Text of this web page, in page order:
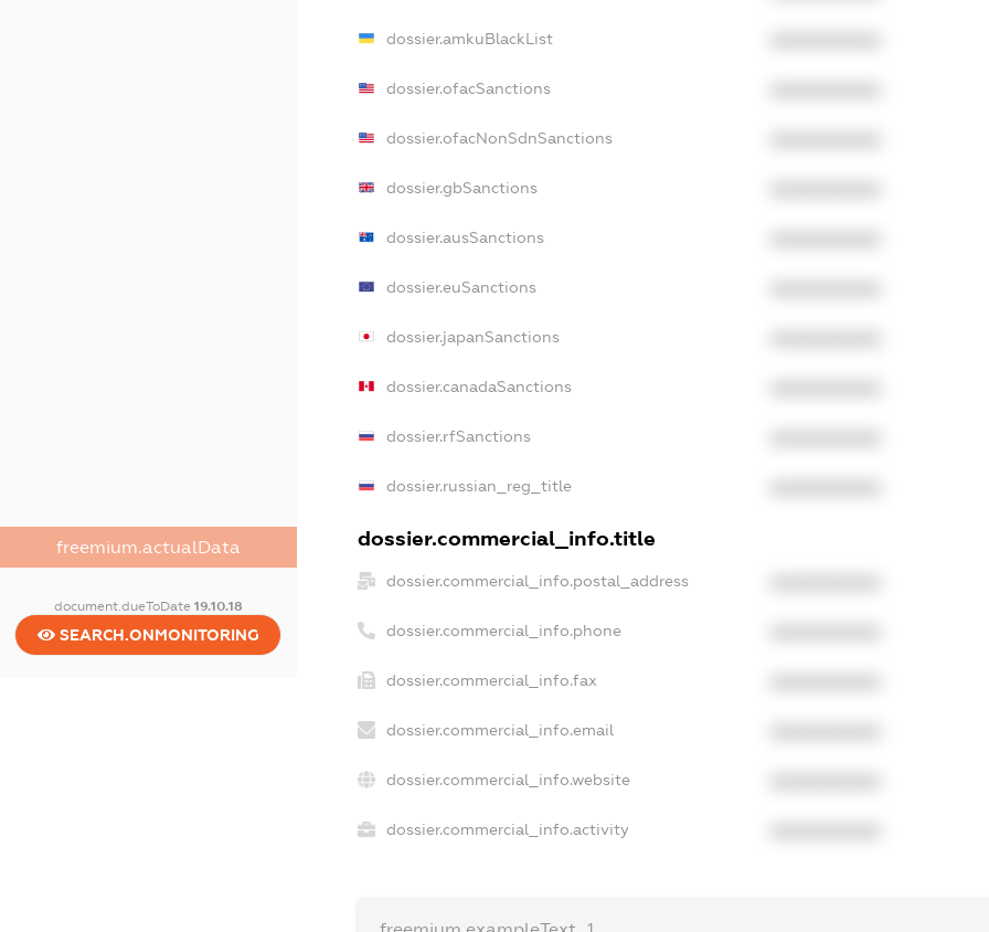
freemium.actualData
document.dueToDate 19.10.18
SEARCH.ONMONITORING
dossier.amkuBlackList
dossier.ofacSanctions
dossier.ofacNonSdnSanctions
dossier.gbSanctions
dossier.ausSanctions
dossier.euSanctions
dossier.japanSanctions
dossier.canadaSanctions
dossier.rfSanctions
dossier.russian_reg_title
dossier.commercial_info.title
dossier.commercial_info.postal_address
dossier.commercial_info.phone
dossier.commercial_info.fax
dossier.commercial_info.email
dossier.commercial_info.website
dossier.commercial_info.activity